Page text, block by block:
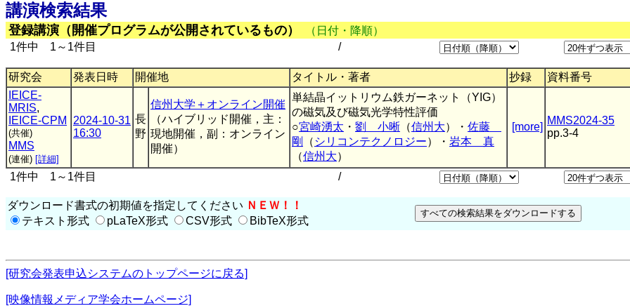
講演検索結果
登録講演（開催プログラムが公開されているもの）
（日付・降順）
1件中 1～1件目
/
研究会 発表日時 開催地 タイトル・著者 抄録
資料番号
IEICE-
MRIS,
IEICE-CPM
(共催)
MMS
(連催) [詳細]
2024-10-31
16:30
長
野
信州大学＋オンライン開催
（ハイブリッド開催，主：
現地開催，副：オンライン
開催）
単結晶イットリウム鉄ガーネット（YIG）
の磁気及び磁気光学特性評価
○宮崎湧太 ・ 劉 小晰 （信州大）・ 佐藤
剛
（ シリコンテクノロジー）・ 岩本 真
（信州大）
[more]
MMS2024-35
pp.3-4
1件中 1～1件目 /
ダウンロード書式の初期値を指定してください ＮＥＷ！！
テキスト形式
pLaTeX形式 CSV形式 BibTeX形式
[研究会発表申込システムのトップページに戻る]
[映像情報メディア学会ホームページ]